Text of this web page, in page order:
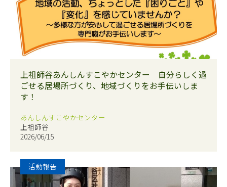
上祖師谷あんしんすこやかセンター 自分らしく過
ごせる居場所づくり、地域づくりをお手伝いしま
す！
あんしんすこやかセンター
上祖師谷
2026/06/15
活動報告